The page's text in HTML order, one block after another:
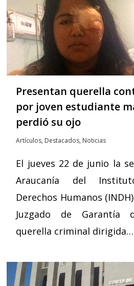
Presentan querella
por joven estudiante
perdió su ojo
Artículos, Destacados, Noticias
El jueves 22 de junio la
Araucanía del
Derechos Humanos
Juzgado de Garantía
querella criminal dirigida…